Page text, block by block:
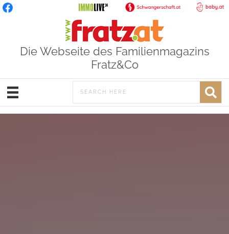
Die Webseite des Familienmagazins
Fratz&Co